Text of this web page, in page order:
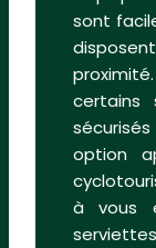
sont
certains
option
à vous